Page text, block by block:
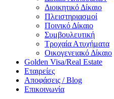
Διοικητικό Δίκαιο
Πλειστηριασμοί
Ποινικό Δίκαιο
Συμβουλευτική
Τροχαία Ατυχήματα
Οικογενειακό Δίκαιο
Golden Visa/Real Estate
Εταιρείες
Αποφάσεις / Blog
Επικοινωνία